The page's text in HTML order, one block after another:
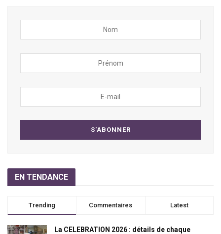
EN TENDANCE
Trending Commentaires Latest
La CELEBRATION 2026 : détails de chaque